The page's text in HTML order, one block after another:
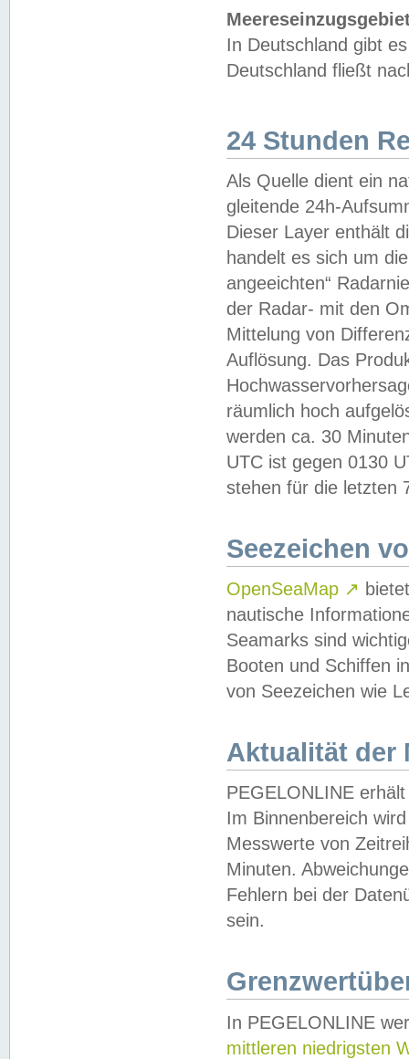
In Deutschland gibt
Deutschland fließt
24 Stunden
Als Quelle dient ein
gleitende 24h-
Dieser Layer enthält
handelt es sich um
angeeichten“
der Radar- mit den
Mittelung von
Auflösung. Das
räumlich hoch
werden ca. 30
UTC ist gegen 0130
stehen für die letzten
Seezeichen
OpenSeaMap ↗
nautische
Seamarks sind
Booten und Schiffen
von Seezeichen wie
Aktualität der
PEGELONLINE
Im Binnenbereich
Messwerte von
Minuten.
Fehlern bei der
sein.
In PEGELONLINE
mittleren niedrigsten